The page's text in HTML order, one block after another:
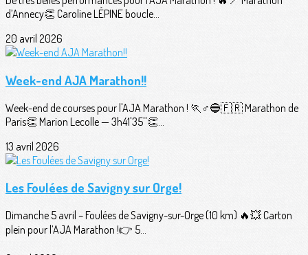
d’Annecy👏 Caroline LÉPINE boucle...
20 avril 2026
Week-end AJA Marathon!!
Week-end de courses pour l'AJA Marathon ! 🏃♂️🔵🇫🇷 Marathon de
Paris👏 Marion Lecolle — 3h41'35''👏...
13 avril 2026
Les Foulées de Savigny sur Orge!
Dimanche 5 avril – Foulées de Savigny-sur-Orge (10 km) 🔥💥 Carton
plein pour l’AJA Marathon !👉 5...